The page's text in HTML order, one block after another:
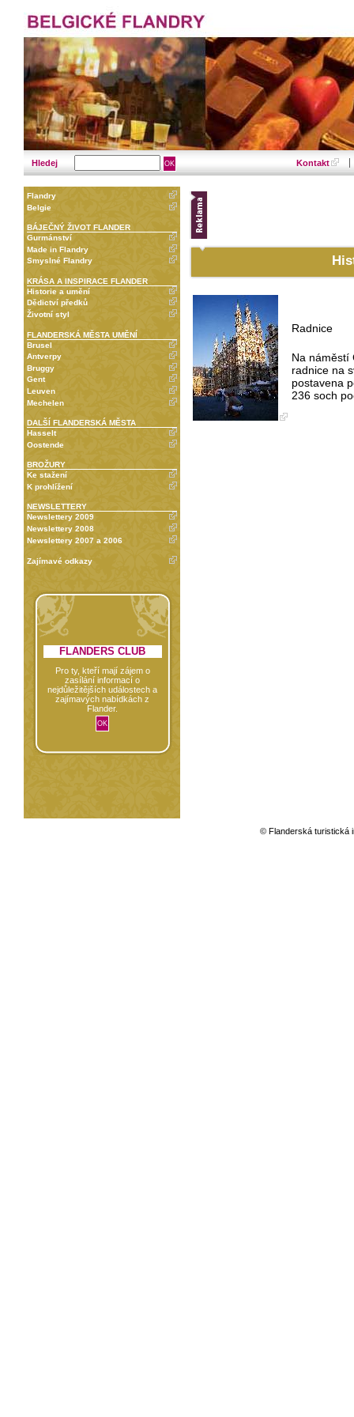
Hledej Kontakt
Flandry
Belgie
BÁJEČNÝ ŽIVOT FLANDER
Gurmánství
Made in Flandry
Smyslné Flandry
KRÁSA A INSPIRACE FLANDER
Historie a umění
Dědictví předků
Životní styl
FLANDERSKÁ MĚSTA UMĚNÍ
Brusel
Antverpy
Bruggy
Gent
Leuven
Mechelen
DALŠÍ FLANDERSKÁ MĚSTA
Hasselt
Oostende
BROŽURY
Ke stažení
K prohlížení
NEWSLETTERY
Newslettery 2009
Newslettery 2008
Newslettery 2007 a 2006
Zajímavé odkazy
FLANDERS CLUB
Pro ty, kteří mají zájem o
zasílání informací o
nejdůležitějších událostech a
zajímavých nabídkách z
Flander.
Radnice
Na náměstí
radnice na
postavena
236 soch
© Flanderská turistická